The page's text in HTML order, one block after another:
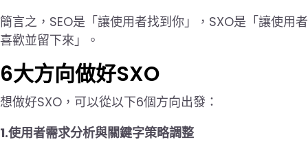
簡言之，SEO是「讓使用者找到你」，SXO是「讓使用者
喜歡並留下來」。
6大方向做好SXO
想做好SXO，可以從以下6個方向出發：
1.使用者需求分析與關鍵字策略調整